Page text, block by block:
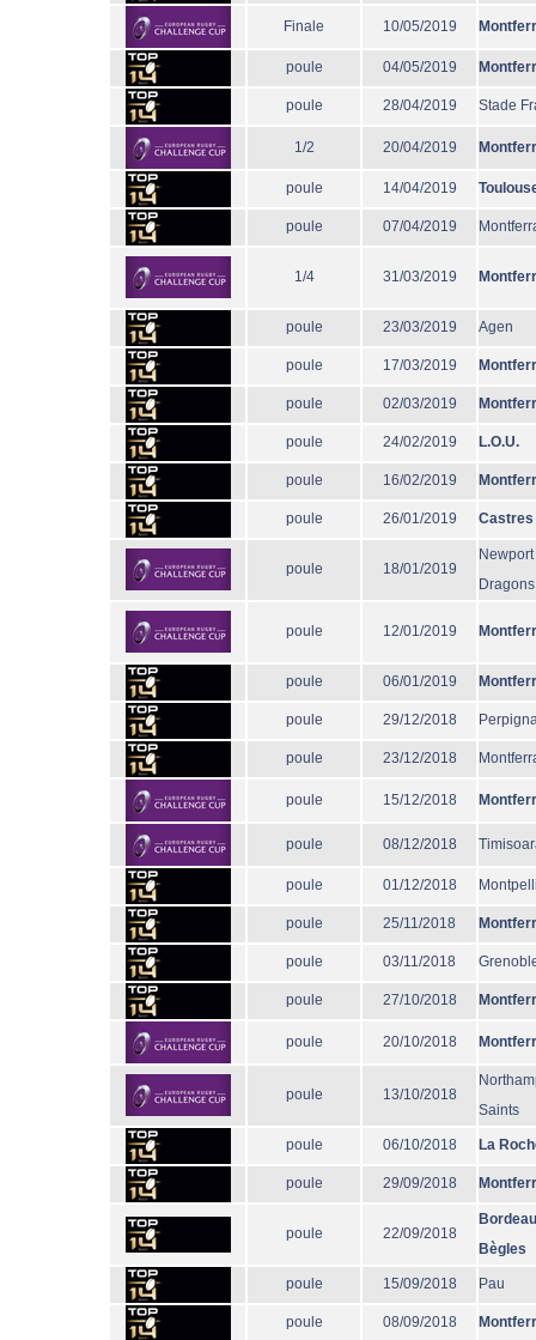
Finale 10/05/2019
poule 04/05/2019
poule 28/04/2019 Stade
1/2 20/04/2019
poule 14/04/2019
poule 07/04/2019
1/4 31/03/2019
poule 23/03/2019 Agen
poule 17/03/2019
poule 02/03/2019
poule 24/02/2019 L.O.U.
poule 16/02/2019
poule 26/01/2019 Castres
poule 18/01/2019
Newport
Dragons
poule 12/01/2019
poule 06/01/2019
poule 29/12/2018
poule 23/12/2018
poule 15/12/2018
poule 08/12/2018
poule 01/12/2018
poule 25/11/2018
poule 03/11/2018
poule 27/10/2018
poule 20/10/2018
poule 13/10/2018
Saints
poule 06/10/2018 La
poule 29/09/2018
poule 22/09/2018
Bègles
poule 15/09/2018 Pau
poule 08/09/2018